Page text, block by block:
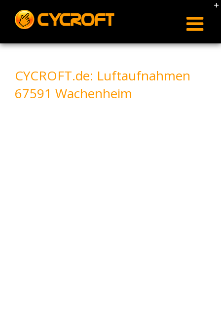
content
CYCROFT.de: Luftaufnahmen
67591 Wachenheim